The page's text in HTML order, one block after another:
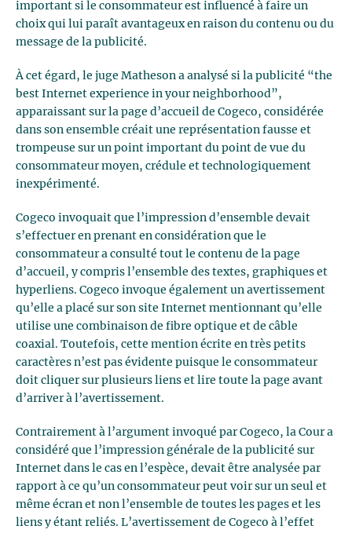
important si le consommateur est influencé à faire un
choix qui lui paraît avantageux en raison du contenu ou du
message de la publicité.
À cet égard, le juge Matheson a analysé si la publicité “the
best Internet experience in your neighborhood”,
apparaissant sur la page d’accueil de Cogeco, considérée
dans son ensemble créait une représentation fausse et
trompeuse sur un point important du point de vue du
consommateur moyen, crédule et technologiquement
inexpérimenté.
Cogeco invoquait que l’impression d’ensemble devait
s’effectuer en prenant en considération que le
consommateur a consulté tout le contenu de la page
d’accueil, y compris l’ensemble des textes, graphiques et
hyperliens. Cogeco invoque également un avertissement
qu’elle a placé sur son site Internet mentionnant qu’elle
utilise une combinaison de fibre optique et de câble
coaxial. Toutefois, cette mention écrite en très petits
caractères n’est pas évidente puisque le consommateur
doit cliquer sur plusieurs liens et lire toute la page avant
d’arriver à l’avertissement.
Contrairement à l’argument invoqué par Cogeco, la Cour a
considéré que l’impression générale de la publicité sur
Internet dans le cas en l’espèce, devait être analysée par
rapport à ce qu’un consommateur peut voir sur un seul et
même écran et non l’ensemble de toutes les pages et les
liens y étant reliés. L’avertissement de Cogeco à l’effet